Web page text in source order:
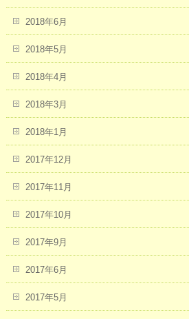
2018年6月
2018年5月
2018年4月
2018年3月
2018年1月
2017年12月
2017年11月
2017年10月
2017年9月
2017年6月
2017年5月